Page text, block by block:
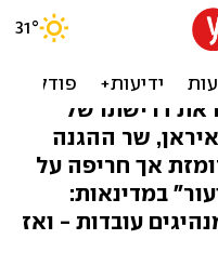
"קו אדום
את דרישתו של
איראן, שר ההגנה
אך חריפה על
במדינאות:
עובדות - ואז